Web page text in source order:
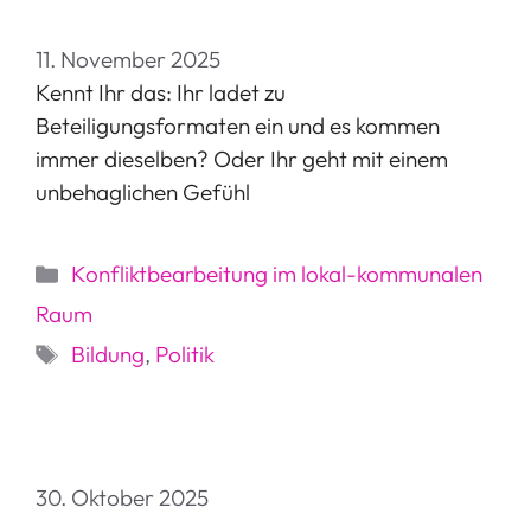
11. November 2025
Kennt Ihr das: Ihr ladet zu
Beteiligungsformaten ein und es kommen
immer dieselben? Oder Ihr geht mit einem
unbehaglichen Gefühl
Kategorien
Konfliktbearbeitung im lokal-kommunalen
Raum
Schlagwörter
Bildung, Politik
30. Oktober 2025